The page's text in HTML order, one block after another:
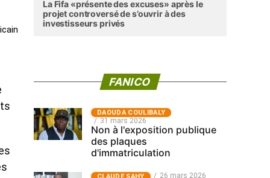
La Fifa «présente des excuses» après le
projet controversé de s’ouvrir à des
investisseurs privés
FANICO
‎DAOUDA COULIBALY
31 mars 2026
Non à l'exposition publique
des plaques
d'immatriculation
26 mars 2026